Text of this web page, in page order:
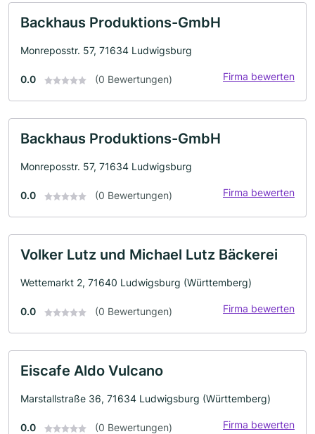
Backhaus Produktions-GmbH
Monreposstr. 57, 71634 Ludwigsburg
0.0 (0 Bewertungen) Firma bewerten
Backhaus Produktions-GmbH
Monreposstr. 57, 71634 Ludwigsburg
0.0 (0 Bewertungen) Firma bewerten
Volker Lutz und Michael Lutz Bäckerei
Wettemarkt 2, 71640 Ludwigsburg (Württemberg)
0.0 (0 Bewertungen) Firma bewerten
Eiscafe Aldo Vulcano
Marstallstraße 36, 71634 Ludwigsburg (Württemberg)
0.0 (0 Bewertungen) Firma bewerten